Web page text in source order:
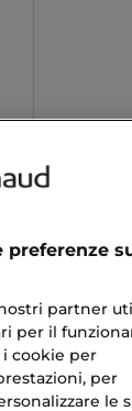
ESSENCE
STAY &
Eyeliner
preferenze
partner
per il
cookie per
per
le